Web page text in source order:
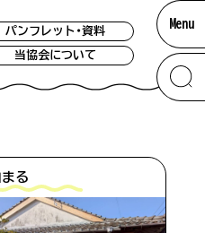
パンフレット・資料
当協会について
Menu
る